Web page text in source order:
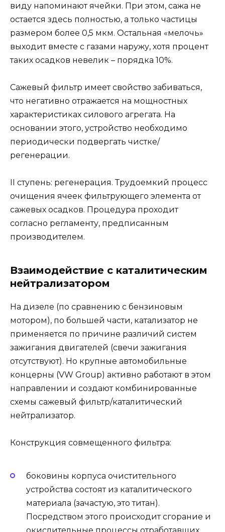
виду напоминают ячейки. При этом, сажа не
остается здесь полностью, а только частицы
размером более 0,5 мкм. Остальная «мелочь»
выходит вместе с газами наружу, хотя процент
таких осадков невелик – порядка 10%.
Сажевый фильтр имеет свойство забиваться,
что негативно отражается на мощностных
характеристиках силового агрегата. На
основании этого, устройство необходимо
периодически подвергать чистке/
регенерации.
II ступень: регенерация. Трудоемкий процесс
очищения ячеек фильтрующего элемента от
сажевых осадков. Процедура проходит
согласно регламенту, предписанным
производителем.
Взаимодействие с каталитическим
нейтрализатором
На дизеле (по сравнению с бензиновым
мотором), по большей части, катализатор не
применяется по причине различий систем
зажигания двигателей (свечи зажигания
отсутствуют). Но крупные автомобильные
концерны (VW Group) активно работают в этом
направлении и создают комбинированные
схемы сажевый фильтр/каталитический
нейтрализатор.
Конструкция совмещенного фильтра:
боковины корпуса очистительного
устройства состоят из каталитического
материала (зачастую, это титан).
Посредством этого происходит сгорание и